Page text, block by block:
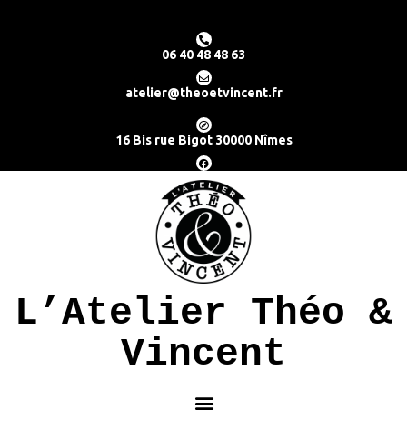
06 40 48 48 63
atelier@theoetvincent.fr
16 Bis rue Bigot 30000 Nîmes
L’Atelier Théo &
Vincent